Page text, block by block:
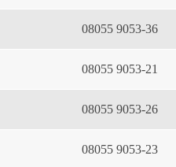
08055 9053-36
08055 9053-21
08055 9053-26
08055 9053-23